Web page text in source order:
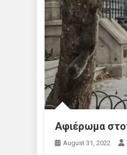
Αφιέρωμα
August 31, 2022